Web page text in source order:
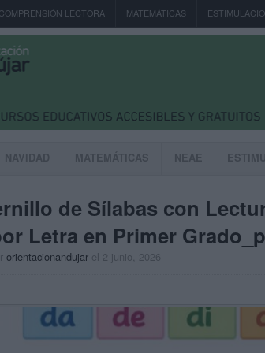
COMPRENSIÓN LECTORA MATEMÁTICAS
NAVIDAD MATEMÁTICAS NEAE
de Sílabas con
Letra en Primer
orientacionandujar el 2 junio, 2026